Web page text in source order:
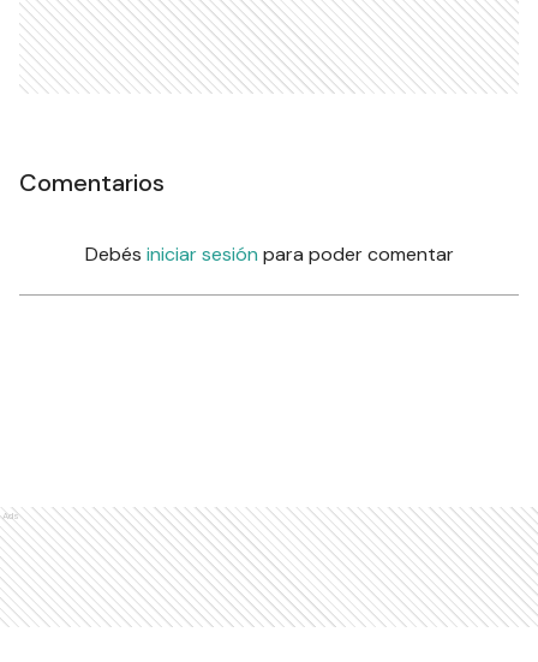
Comentarios
Debés iniciar sesión para poder comentar
Ads